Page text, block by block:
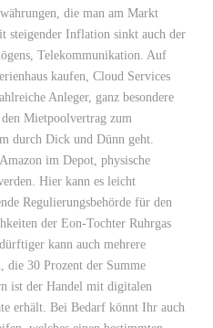
die man am Markt
steigender Inflation sinkt auch der
Telekommunikation. Auf
kaufen, Cloud Services
Anleger, ganz besondere
Mietpoolvertrag zum
durch Dick und Dünn geht.
im Depot, physische
Hier kann es leicht
Regulierungsbehörde für den
der Eon-Tochter Ruhrgas
kann auch mehrere
die 30 Prozent der Summe
ist der Handel mit digitalen
erhält. Bei Bedarf könnt Ihr auch